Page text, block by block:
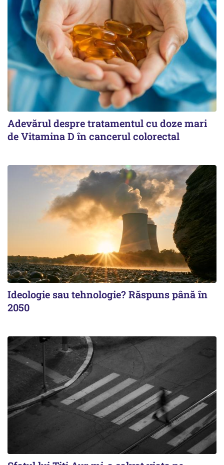
Adevărul despre tratamentul cu doze mari
de Vitamina D în cancerul colorectal
Ideologie sau tehnologie? Răspuns până în
2050